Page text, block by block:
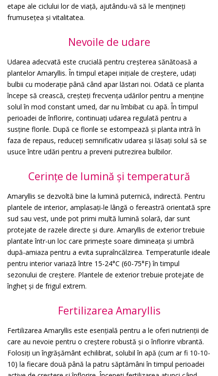
etape ale ciclului lor de viață, ajutându-vă să le mențineți
frumusețea și vitalitatea.
Nevoile de udare
Udarea adecvată este crucială pentru creșterea sănătoasă a
plantelor Amaryllis. În timpul etapei inițiale de creștere, udați
bulbii cu moderație până când apar lăstari noi. Odată ce planta
începe să crească, creșteți frecvența udărilor pentru a menține
solul în mod constant umed, dar nu îmbibat cu apă. În timpul
perioadei de înflorire, continuați udarea regulată pentru a
susține florile. După ce florile se estompează și planta intră în
faza de repaus, reduceți semnificativ udarea și lăsați solul să se
usuce între udări pentru a preveni putrezirea bulbilor.
Cerințe de lumină și temperatură
Amaryllis se dezvoltă bine la lumină puternică, indirectă. Pentru
plantele de interior, amplasați-le lângă o fereastră orientată spre
sud sau vest, unde pot primi multă lumină solară, dar sunt
protejate de razele directe și dure. Amaryllis de exterior trebuie
plantate într-un loc care primește soare dimineața și umbră
după-amiaza pentru a evita supraîncălzirea. Temperaturile ideale
pentru interior variază între 15-24°C (60-75°F) în timpul
sezonului de creștere. Plantele de exterior trebuie protejate de
îngheț și de frigul extrem.
Fertilizarea Amaryllis
Fertilizarea Amaryllis este esențială pentru a le oferi nutrienții de
care au nevoie pentru o creștere robustă și o înflorire vibrantă.
Folosiți un îngrășământ echilibrat, solubil în apă (cum ar fi 10-10-
10) la fiecare două până la patru săptămâni în timpul perioadei